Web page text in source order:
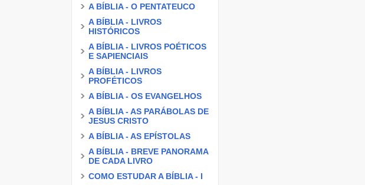
A BÍBLIA - O PENTATEUCO
A BÍBLIA - LIVROS
HISTÓRICOS
A BÍBLIA - LIVROS POÉTICOS
E SAPIENCIAIS
A BÍBLIA - LIVROS
PROFÉTICOS
A BÍBLIA - OS EVANGELHOS
A BÍBLIA - AS PARÁBOLAS DE
JESUS CRISTO
A BÍBLIA - AS EPÍSTOLAS
A BÍBLIA - BREVE PANORAMA
DE CADA LIVRO
COMO ESTUDAR A BÍBLIA - I